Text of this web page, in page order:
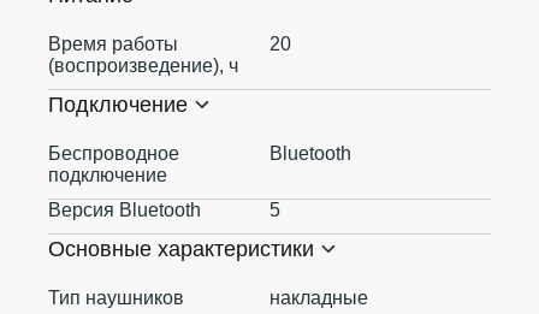
Время работы
(воспроизведение), ч
20
Подключение
Беспроводное
подключение
Bluetooth
Версия Bluetooth 5
Основные характеристики
Тип наушников
накладные